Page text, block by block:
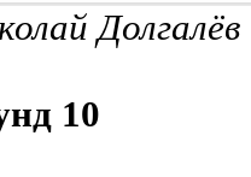
Долгалёв
10